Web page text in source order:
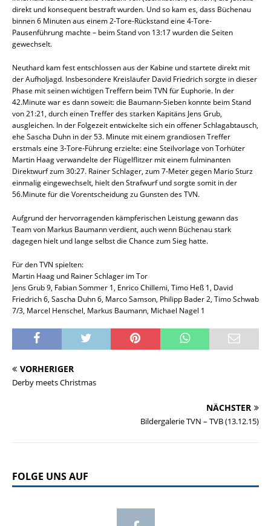
direkt und konsequent bestraft wurden. Und so kam es, dass Büchenau
binnen 6 Minuten aus einem 2-Tore-Rückstand eine 4-Tore-
Pausenführung machte – beim Stand von 13:17 wurden die Seiten
gewechselt.
Neuthard kam fest entschlossen aus der Kabine und startete direkt mit
der Aufholjagd. Insbesondere Kreisläufer David Friedrich sorgte in dieser
Phase mit seinen wichtigen Treffern beim TVN für Euphorie. In der
42.Minute war es dann soweit: die Baumann-Sieben konnte beim Stand
von 21:21, durch einen Treffer des starken Kapitäns Jens Grub,
ausgleichen. In der Folgezeit entwickelte sich ein offener Schlagabtausch,
ehe Sascha Duhn in der 53. Minute mit einem grandiosen Treffer
erstmals eine 3-Tore-Führung erzielte: eine Steilvorlage von Torhüter
Martin Haag verwandelte der Flügelflitzer mit einem fulminanten
Direktwurf zum 30:27. Rainer Schlager, zum 7-Meter gegen Mario Sturz
einmalig eingewechselt, hielt den Strafwurf und sorgte somit in der
56.Minute für die Vorentscheidung zu Gunsten des TVN.
Aufgrund der hervorragenden kämpferischen Leistung gewann das
Team von Markus Baumann verdient, auch wenn Büchenau stark
dagegen hielt und lange selbst die Chance zum Sieg hatte.
Für den TVN spielten:
Martin Haag und Rainer Schlager im Tor
Jens Grub 9, Fabian Sommer 1, Enrico Chillemi, Timo Heß 1, David
Friedrich 6, Sascha Duhn 6, Marco Samson, Philipp Bader 2, Timo Schwab
7/3, Marcel Henschel, Markus Baumann, Michael Nagel 1
VORHERIGER
Derby meets Christmas
NÄCHSTER
Bildergalerie TVN – TVB (13.12.15)
FOLGE UNS AUF